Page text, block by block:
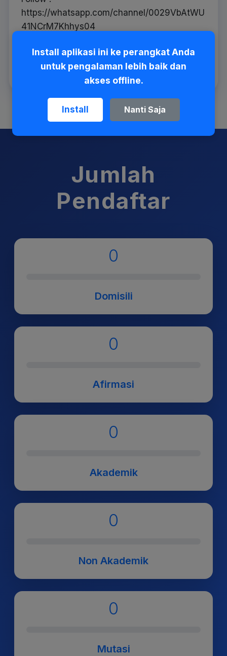
https://whatsapp.com/channel/0029VbAtWU
41NCrM7Khhys04
Baca Selengkapnya →
Jumlah
Pendaftar
0
Domisili
0
Afirmasi
0
Akademik
0
Non Akademik
0
Mutasi
Install aplikasi ini ke perangkat Anda
untuk pengalaman lebih baik dan
akses offline.
Install Nanti Saja